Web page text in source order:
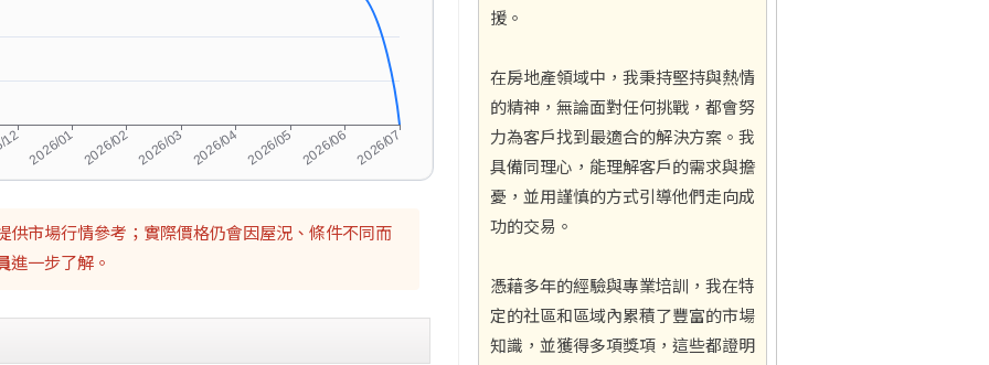
供市場行情參考；實際價格仍會因屋況、條件不同而
進一步了解。
援。
在房地產領域中，我秉持堅持與熱情
的精神，無論面對任何挑戰，都會努
力為客戶找到最適合的解決方案。我
具備同理心，能理解客戶的需求與擔
憂，並用謹慎的方式引導他們走向成
功的交易。
憑藉多年的經驗與專業培訓，我在特
定的社區和區域內累積了豐富的市場
知識，並獲得多項獎項，這些都證明